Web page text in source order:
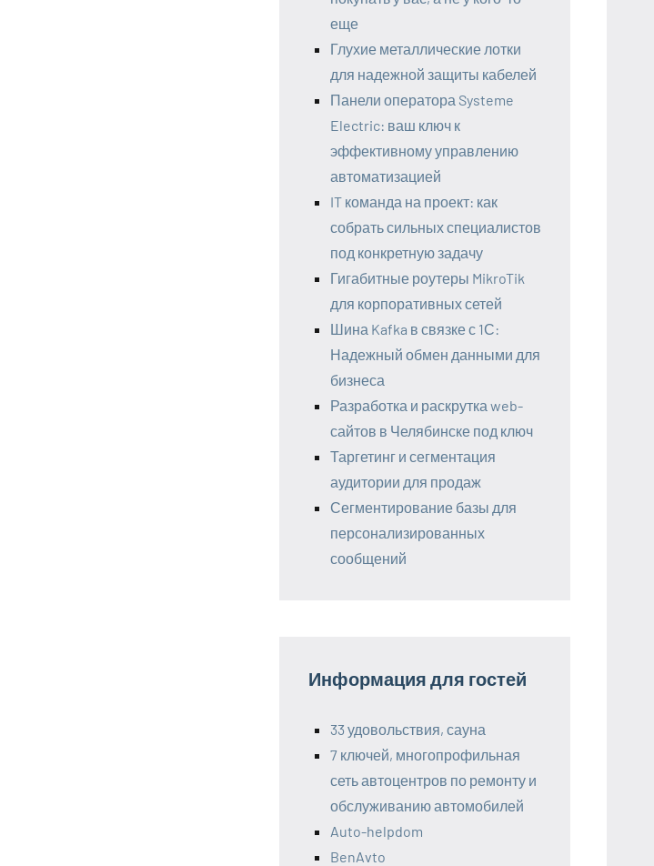
еще
Глухие металлические лотки
для надежной защиты кабелей
Панели оператора Systeme
Electric: ваш ключ к
эффективному управлению
автоматизацией
IT команда на проект: как
собрать сильных специалистов
под конкретную задачу
Гигабитные роутеры MikroTik
для корпоративных сетей
Шина Kafka в связке с 1С:
Надежный обмен данными для
бизнеса
Разработка и раскрутка web-
сайтов в Челябинске под ключ
Таргетинг и сегментация
аудитории для продаж
Сегментирование базы для
персонализированных
сообщений
Информация для гостей
33 удовольствия, сауна
7 ключей, многопрофильная
сеть автоцентров по ремонту и
обслуживанию автомобилей
Auto-helpdom
BenAvto